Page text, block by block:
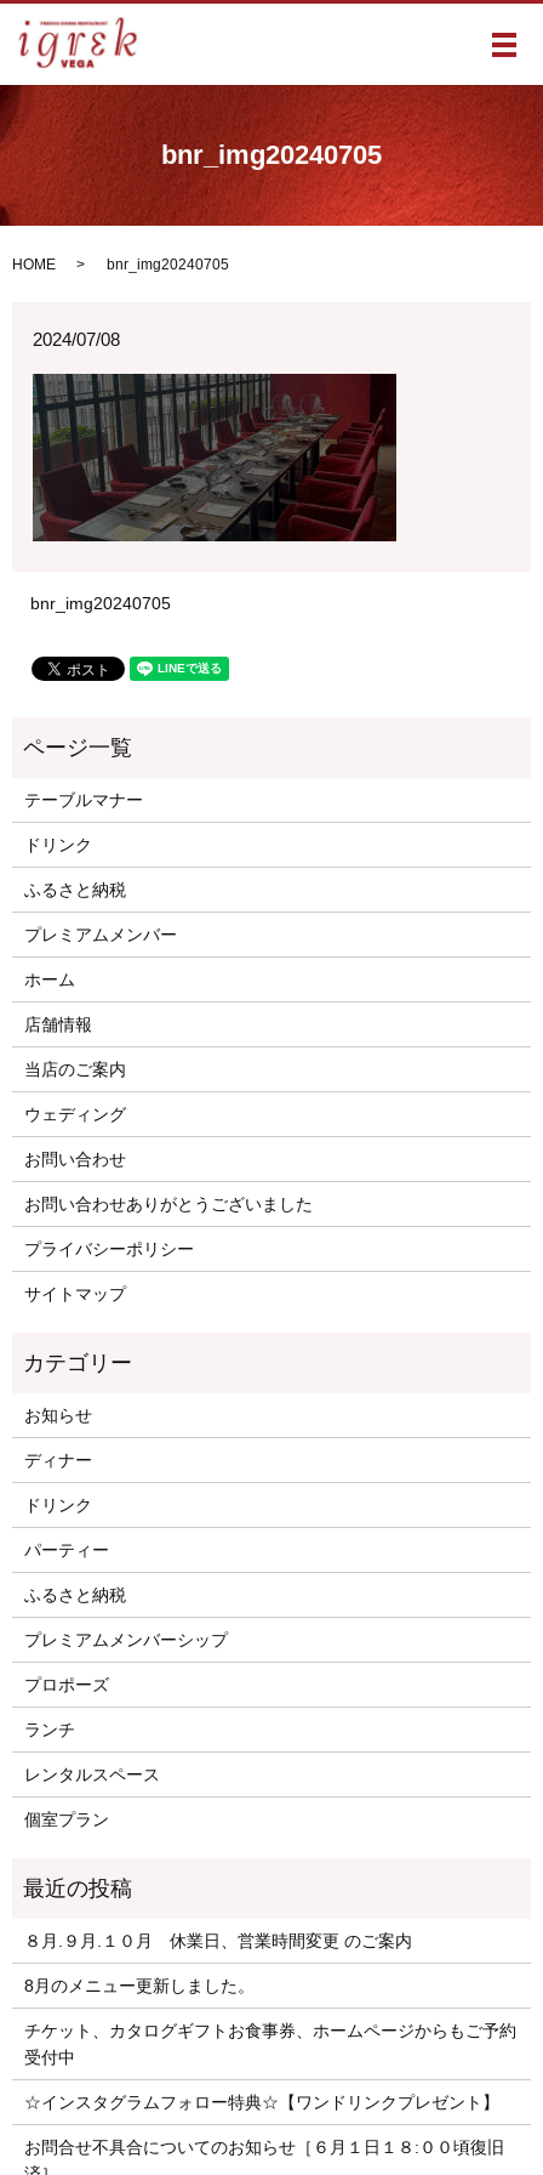
メ
bnr_img20240705
HOME bnr_img20240705
2024/07/08
bnr_img20240705
テーブルマナー
ドリンク
ふるさと納税
プレミアムメンバー
ホーム
店舗情報
当店のご案内
ウェディング
お問い合わせ
お問い合わせありがとうございました
プライバシーポリシー
サイトマップ
お知らせ
ディナー
ドリンク
パーティー
ふるさと納税
プレミアムメンバーシップ
プロポーズ
ランチ
レンタルスペース
個室プラン
８月.９月.１０月 休業日、営業時間変更 のご案内
8月のメニュー更新しました。
チケット、カタログギフトお食事券、ホームページからもご予約
受付中
☆インスタグラムフォロー特典☆【ワンドリンクプレゼント】
お問合せ不具合についてのお知らせ［６月１日１８:００頃復旧